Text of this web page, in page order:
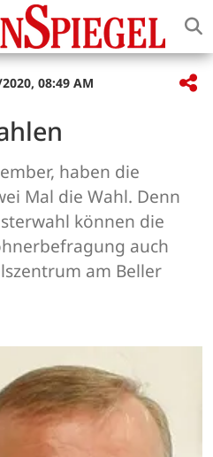
08:49 AM
haben die
Mal die Wahl. Denn
können die
auch
am Beller